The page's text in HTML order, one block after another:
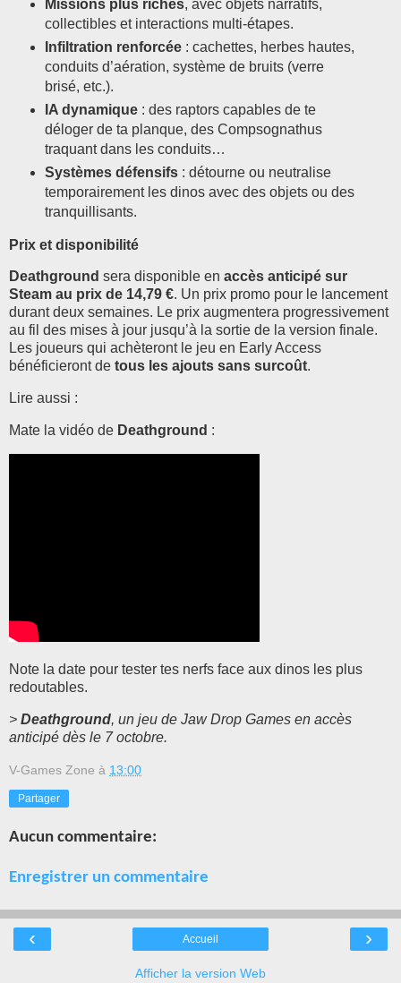
Missions plus riches, avec objets narratifs,
collectibles et interactions multi-étapes.
Infiltration renforcée: cachettes, herbes hautes,
conduits d’aération, système de bruits (verre
brisé, etc.).
IA dynamique: des raptors capables de te
déloger de ta planque, des Compsognathus
traquant dans les conduits…
Systèmes défensifs: détourne ou neutralise
temporairement les dinos avec des objets ou des
tranquillisants.
Prix et disponibilité
Deathground sera disponible en accès anticipé sur
Steam au prix de 14,79 €. Un prix promo pour le lancement
durant deux semaines. Le prix augmentera progressivement
au fil des mises à jour jusqu’à la sortie de la version finale.
Les joueurs qui achèteront le jeu en Early Access
bénéficieront de tous les ajouts sans surcoût.
Lire aussi :
Mate la vidéo de Deathground :
Note la date pour tester tes nerfs face aux dinos les plus
redoutables.
> Deathground, un jeu de Jaw Drop Games en accès
anticipé dès le 7 octobre.
V-Games Zone à 13:00
Partager
Aucun commentaire:
Enregistrer un commentaire
‹ ›
Accueil
Afficher la version Web